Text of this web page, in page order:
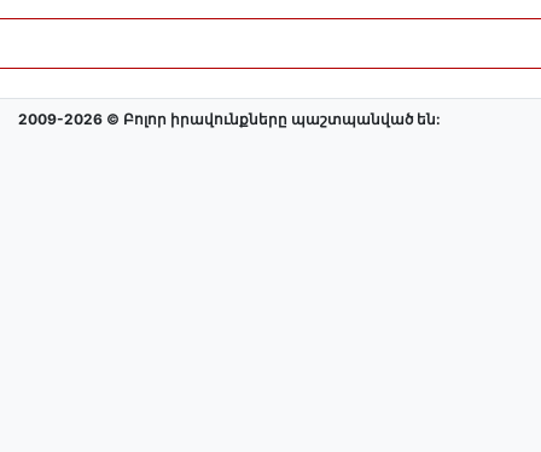
2009-2026 © Բոլոր իրավունքները պաշտպանված են: